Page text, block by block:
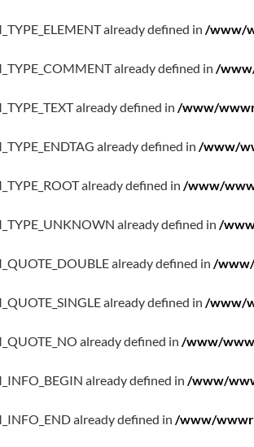
already defined in /www/
already defined in /
already defined in /www/
already defined in /www/
already defined in /www/
already defined in /
already defined in /www/
already defined in /www/
already defined in /www/
already defined in /www/
already defined in /www/